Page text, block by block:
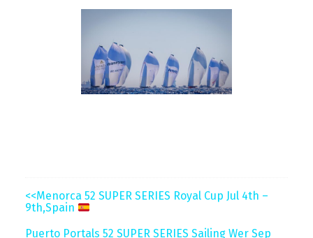
<<Menorca 52 SUPER SERIES Royal Cup Jul 4th –
9th,Spain
Puerto Portals 52 SUPER SERIES Sailing Wer Sep